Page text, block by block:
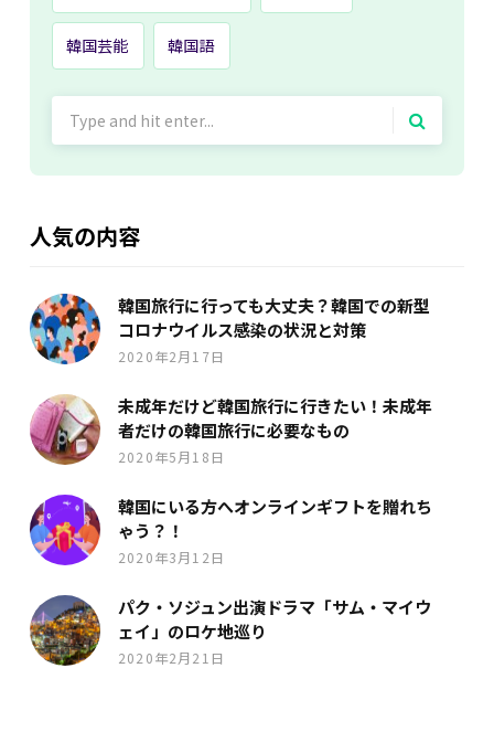
韓国芸能 韓国語
人気の内容
韓国旅行に行っても大丈夫？韓国での新型
コロナウイルス感染の状況と対策
2020年2月17日
未成年だけど韓国旅行に行きたい！未成年
者だけの韓国旅行に必要なもの
2020年5月18日
韓国にいる方へオンラインギフトを贈れち
ゃう？！
2020年3月12日
パク・ソジュン出演ドラマ「サム・マイウ
ェイ」のロケ地巡り
2020年2月21日